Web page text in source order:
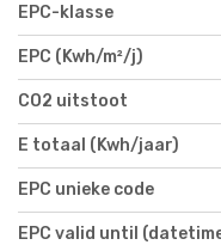
EPC-klasse
EPC (Kwh/m²/j)
CO2 uitstoot
E totaal (Kwh/jaar)
EPC unieke code
EPC valid until